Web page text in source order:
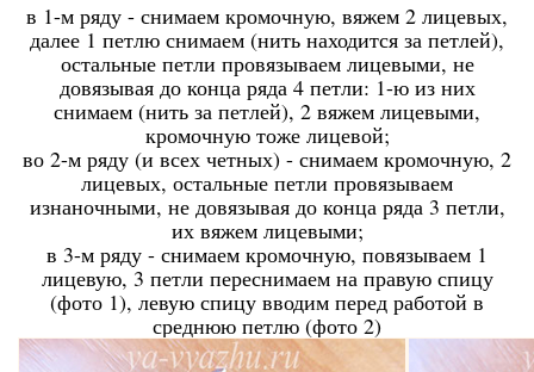
в 1-м ряду - снимаем кромочную, вяжем 2 лицевых,
далее 1 петлю снимаем (нить находится за петлей),
остальные петли провязываем лицевыми, не
довязывая до конца ряда 4 петли: 1-ю из них
снимаем (нить за петлей), 2 вяжем лицевыми,
кромочную тоже лицевой;
во 2-м ряду (и всех четных) - снимаем кромочную, 2
лицевых, остальные петли провязываем
изнаночными, не довязывая до конца ряда 3 петли,
их вяжем лицевыми;
в 3-м ряду - снимаем кромочную, повязываем 1
лицевую, 3 петли переснимаем на правую спицу
(фото 1), левую спицу вводим перед работой в
среднюю петлю (фото 2)